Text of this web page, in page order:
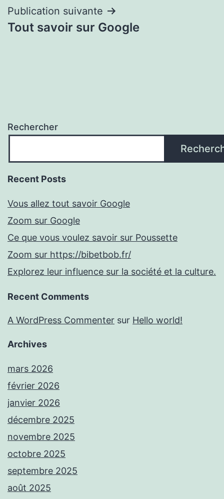
l’article
Publication suivante
Tout savoir sur Google
Rechercher
Recent Posts
Vous allez tout savoir Google
Zoom sur Google
Ce que vous voulez savoir sur Poussette
Zoom sur https://bibetbob.fr/
Explorez leur influence sur la société et la culture.
Recent Comments
A WordPress Commenter sur Hello world!
Archives
mars 2026
février 2026
janvier 2026
décembre 2025
novembre 2025
octobre 2025
septembre 2025
août 2025